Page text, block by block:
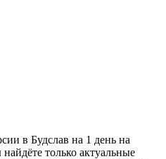
в Будслав на 1 день на
только актуальные